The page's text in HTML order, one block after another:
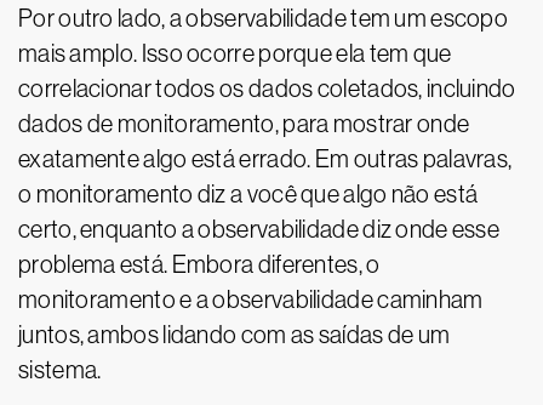
Por outro lado, a observabilidade tem um escopo
mais amplo. Isso ocorre porque ela tem que
correlacionar todos os dados coletados, incluindo
dados de monitoramento, para mostrar onde
exatamente algo está errado. Em outras palavras,
o monitoramento diz a você que algo não está
certo, enquanto a observabilidade diz onde esse
problema está. Embora diferentes, o
monitoramento e a observabilidade caminham
juntos, ambos lidando com as saídas de um
sistema.